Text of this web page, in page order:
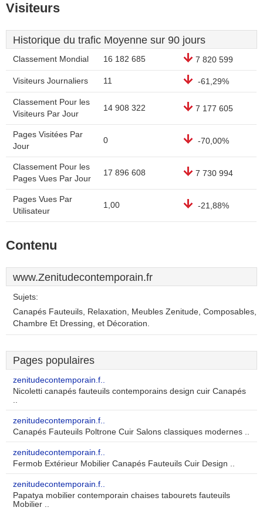
Visiteurs
Historique du trafic Moyenne sur 90 jours
Classement Mondial 16 182 685 7 820 599
Visiteurs Journaliers 11 -61,29%
Classement Pour les
Visiteurs Par Jour
14 908 322 7 177 605
Pages Visitées Par
Jour
0 -70,00%
Classement Pour les
Pages Vues Par Jour
17 896 608 7 730 994
Pages Vues Par
Utilisateur
1,00 -21,88%
Contenu
www.Zenitudecontemporain.fr
Sujets:
Canapés Fauteuils, Relaxation, Meubles Zenitude, Composables,
Chambre Et Dressing, et Décoration.
Pages populaires
zenitudecontemporain.f..
Nicoletti canapés fauteuils contemporains design cuir Canapés
..
zenitudecontemporain.f..
Canapés Fauteuils Poltrone Cuir Salons classiques modernes ..
zenitudecontemporain.f..
Fermob Extérieur Mobilier Canapés Fauteuils Cuir Design ..
zenitudecontemporain.f..
Papatya mobilier contemporain chaises tabourets fauteuils
Mobilier ..